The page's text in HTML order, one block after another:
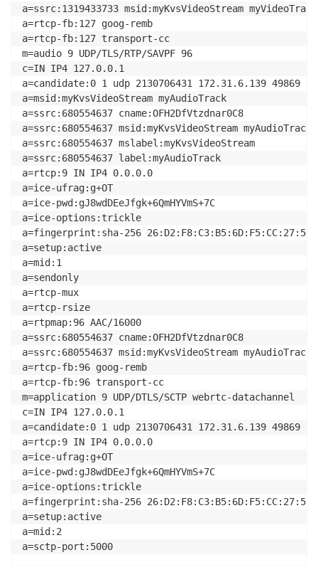
a=ssrc:1319433733 msid:myKvsVideoStream myVideoTrack
a=rtcp-fb:127 goog-remb
a=rtcp-fb:127 transport-cc
m=audio 9 UDP/TLS/RTP/SAVPF 96
c=IN IP4 127.0.0.1
a=candidate:0 1 udp 2130706431 172.31.6.139
a=msid:myKvsVideoStream myAudioTrack
a=ssrc:680554637 cname:OFH2DfVtzdnar0C8
a=ssrc:680554637 msid:myKvsVideoStream myAudioTrack
a=ssrc:680554637 mslabel:myKvsVideoStream
a=ssrc:680554637 label:myAudioTrack
a=rtcp:9 IN IP4 0.0.0.0
a=ice-ufrag:g+OT
a=ice-pwd:gJ8wdDEeJfgk+6QmHYVmS+7C
a=ice-options:trickle
a=fingerprint:sha-256
a=setup:active
a=mid:1
a=sendonly
a=rtcp-mux
a=rtcp-rsize
a=rtpmap:96 AAC/16000
a=ssrc:680554637 cname:OFH2DfVtzdnar0C8
a=ssrc:680554637 msid:myKvsVideoStream myAudioTrack
a=rtcp-fb:96 goog-remb
a=rtcp-fb:96 transport-cc
m=application 9 UDP/DTLS/SCTP webrtc-datachannel
c=IN IP4 127.0.0.1
a=candidate:0 1 udp 2130706431 172.31.6.139
a=rtcp:9 IN IP4 0.0.0.0
a=ice-ufrag:g+OT
a=ice-pwd:gJ8wdDEeJfgk+6QmHYVmS+7C
a=ice-options:trickle
a=fingerprint:sha-256
a=setup:active
a=mid:2
a=sctp-port:5000